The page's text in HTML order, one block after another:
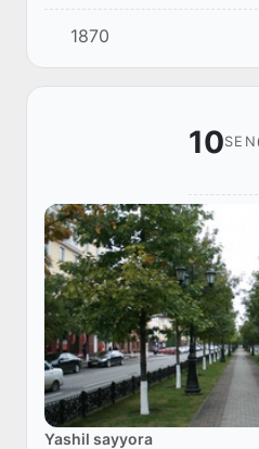
ga yuqori bo‘lgan uzoq
issiq ob-havodan so‘ng,
ku...
1870
10SEN
Yashil sayyora